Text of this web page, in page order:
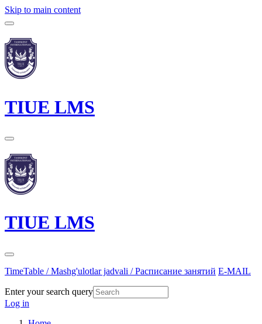
Skip to main content
TIUE LMS
TIUE LMS
TimeTable / Mashg'ulotlar jadvali / Расписание занятий E-MAIL
Enter your search query
Log in